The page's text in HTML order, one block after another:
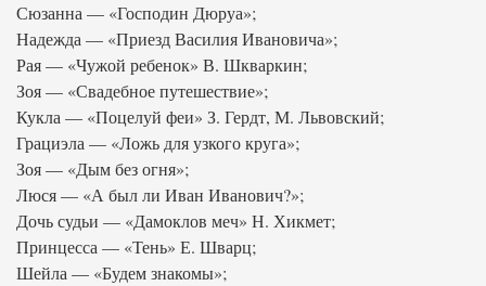
Сюзанна — «Господин Дюруа»;
Надежда — «Приезд Василия Ивановича»;
Рая — «Чужой ребенок» В. Шкваркин;
Зоя — «Свадебное путешествие»;
Кукла — «Поцелуй феи» З. Гердт, М. Львовский;
Грациэла — «Ложь для узкого круга»;
Зоя — «Дым без огня»;
Люся — «А был ли Иван Иванович?»;
Дочь судьи — «Дамоклов меч» Н. Хикмет;
Принцесса — «Тень» Е. Шварц;
Шейла — «Будем знакомы»;